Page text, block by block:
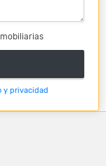
y privacidad